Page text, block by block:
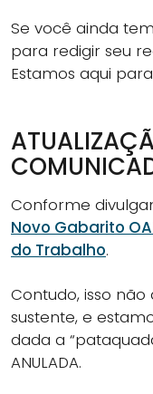
Se você ainda
para redigir seu
Estamos aqui
Conforme
Novo Gabarito
do Trabalho.
Contudo, isso
sustente, e
dada a
ANULADA.